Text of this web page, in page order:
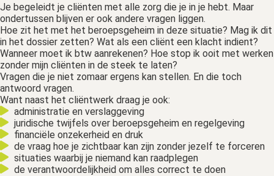
Je begeleidt je cliënten met alle zorg die je in je hebt. Maar
ondertussen blijven er ook andere vragen liggen.
Hoe zit het met het beroepsgeheim in deze situatie? Mag ik dit
in het dossier zetten? Wat als een cliënt een klacht indient?
Wanneer moet ik btw aanrekenen? Hoe stop ik ooit met werken
zonder mijn cliënten in de steek te laten?
Vragen die je niet zomaar ergens kan stellen. En die toch
antwoord vragen.
Want naast het cliëntwerk draag je ook:
administratie en verslaggeving
juridische twijfels over beroepsgeheim en regelgeving
financiële onzekerheid en druk
de vraag hoe je zichtbaar kan zijn zonder jezelf te forceren
situaties waarbij je niemand kan raadplegen
de verantwoordelijkheid om alles correct te doen